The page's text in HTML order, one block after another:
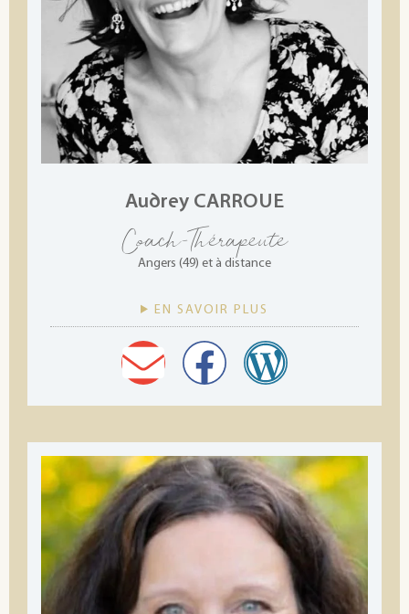
Audrey CARROUE
Coach-Thérapeute
Angers (49) et à distance
EN SAVOIR PLUS